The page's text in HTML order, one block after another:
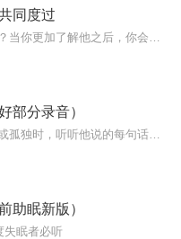
同度过
部分录音）
助眠新版）
失眠者必听